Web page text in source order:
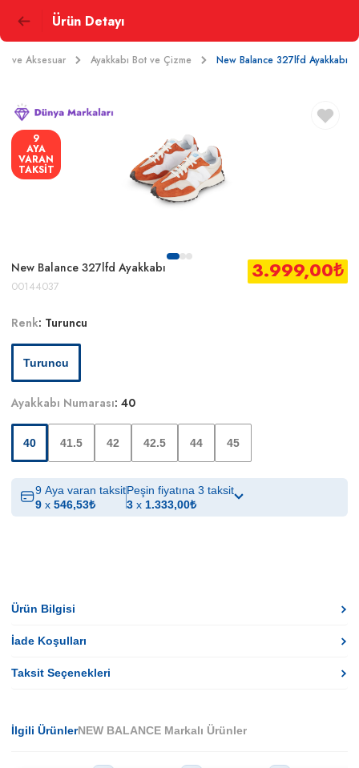
Ürün Detayı
ve Aksesuar Ayakkabı Bot ve Çizme New Balance 327lfd Ayakkabı
9
AYA
VARAN
TAKSİT
New Balance 327lfd Ayakkabı
00144037
3.999,00₺
Renk: Turuncu
Turuncu
Ayakkabı Numarası: 40
40 41.5 42 42.5 44 45
9 Aya varan taksit
9 x 546,53₺
Peşin fiyatına 3 taksit
3 x 1.333,00₺
Ürün Bilgisi
İade Koşulları
Taksit Seçenekleri
İlgili ÜrünlerNEW BALANCE Markalı Ürünler